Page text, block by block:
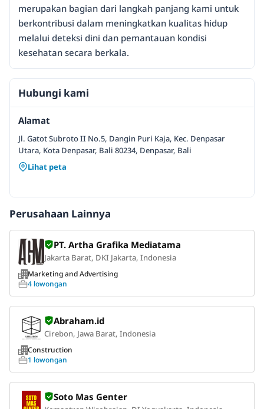
merupakan bagian dari langkah panjang kami untuk
berkontribusi dalam meningkatkan kualitas hidup
melalui deteksi dini dan pemantauan kondisi
kesehatan secara berkala.
Hubungi kami
Alamat
Jl. Gatot Subroto II No.5, Dangin Puri Kaja, Kec. Denpasar
Utara, Kota Denpasar, Bali 80234, Denpasar, Bali
Lihat peta
Perusahaan Lainnya
PT. Artha Grafika Mediatama
Jakarta Barat, DKI Jakarta, Indonesia
Marketing and Advertising
4 lowongan
Abraham.id
Cirebon, Jawa Barat, Indonesia
Construction
1 lowongan
Soto Mas Genter